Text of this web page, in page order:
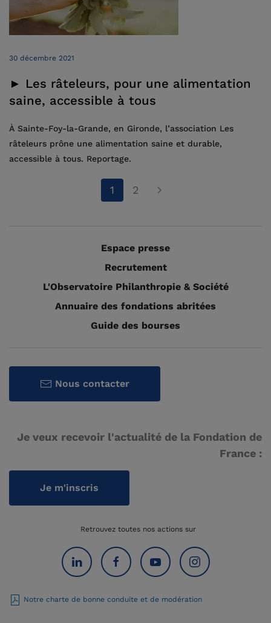
30 décembre 2021
► Les râteleurs, pour une alimentation
saine, accessible à tous
À Sainte-Foy-la-Grande, en Gironde, l’association Les
râteleurs prône une alimentation saine et durable,
accessible à tous. Reportage.
1 2
Espace presse
Recrutement
L'Observatoire Philanthropie & Société
Annuaire des fondations abritées
Guide des bourses
Nous contacter
Je veux recevoir l'actualité de la Fondation de
France :
Je m'inscris
Retrouvez toutes nos actions sur
Notre charte de bonne conduite et de modération